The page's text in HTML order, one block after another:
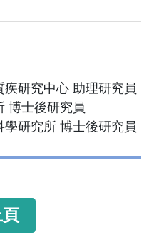
研究中心 助理研究員
博士後研究員
研究所 博士後研究員
頁